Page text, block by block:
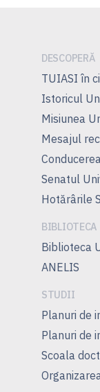
DESCOPERĂ
TUIASI în
Istoricul
Misiunea
Mesajul
Senatul
Hotărârile
BIBLIOTECA
Biblioteca
ANELIS
STUDII
Planuri de
Planuri de
Scoala